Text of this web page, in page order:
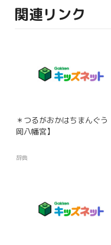
関連リンク
＊つるがおかはちまんぐう
岡八幡宮】
辞典